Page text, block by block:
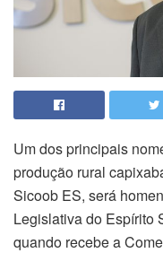
Um dos principais
produção rural
Sicoob ES, será
Legislativa do Espírito
quando recebe a